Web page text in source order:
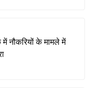
नौकरियों के मामले में